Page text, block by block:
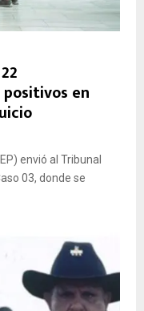
en
envió al Tribunal
03, donde se